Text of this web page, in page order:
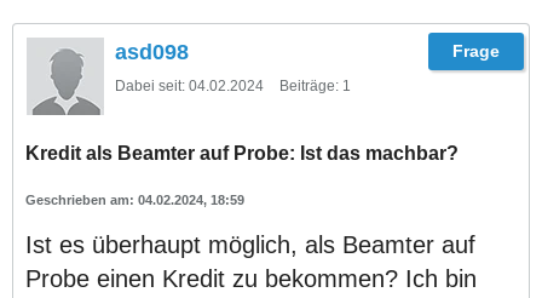
asd098
Dabei seit: 04.02.2024 Beiträge: 1
Kredit als Beamter auf Probe: Ist das machbar?
04.02.2024, 18:59
Ist es überhaupt möglich, als Beamter auf
Probe einen Kredit zu bekommen? Ich bin